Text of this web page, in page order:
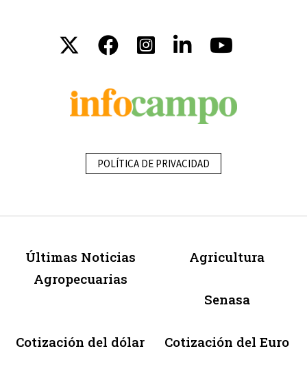
POLÍTICA DE PRIVACIDAD
Últimas Noticias
Agropecuarias
Agricultura
Senasa
Cotización del dólar Cotización del Euro